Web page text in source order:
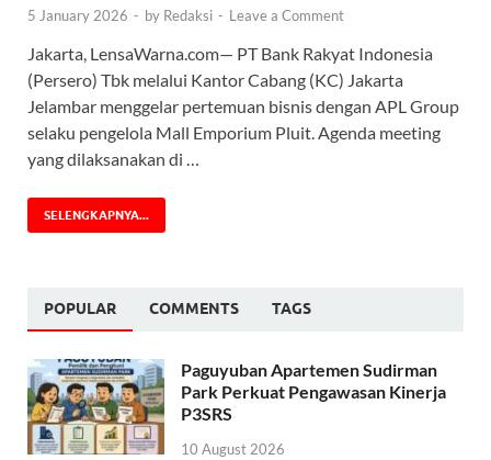
5 January 2026 - by Redaksi - Leave a Comment
Jakarta, LensaWarna.com— PT Bank Rakyat Indonesia
(Persero) Tbk melalui Kantor Cabang (KC) Jakarta
Jelambar menggelar pertemuan bisnis dengan APL Group
selaku pengelola Mall Emporium Pluit. Agenda meeting
yang dilaksanakan di …
SELENGKAPNYA...
POPULAR COMMENTS TAGS
Paguyuban Apartemen Sudirman
Park Perkuat Pengawasan Kinerja
P3SRS
10 August 2026